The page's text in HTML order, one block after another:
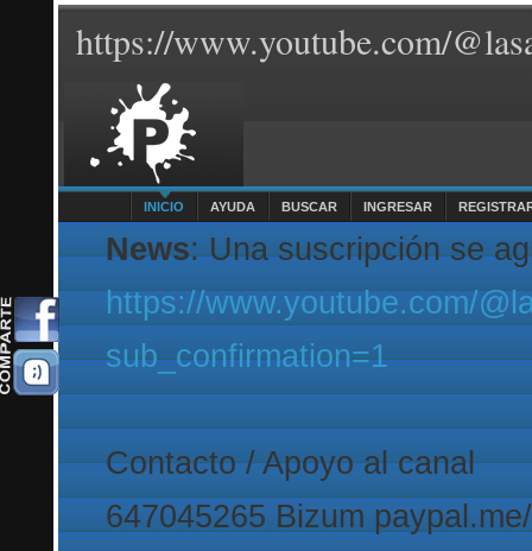
https://www.youtube.com/
INICIO AYUDA BUSCAR INGRESAR
News: Una suscripción se
https://www.youtube.com/
sub_confirmation=1
Contacto / Apoyo al canal
647045265 Bizum